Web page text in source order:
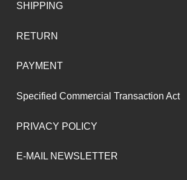
SHIPPING
RETURN
PAYMENT
Specified Commercial Transaction Act
PRIVACY POLICY
E-MAIL NEWSLETTER